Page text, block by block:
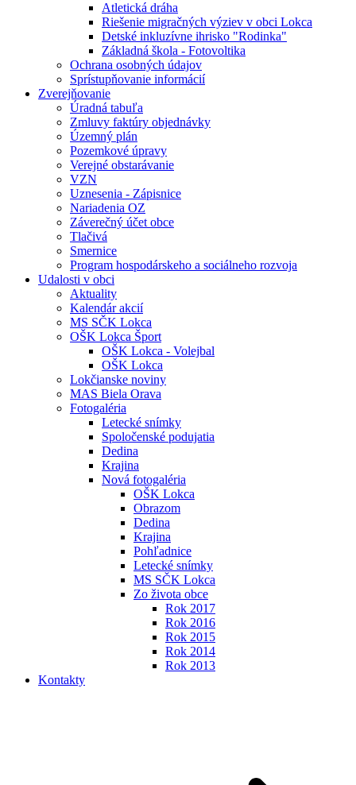
Atletická dráha
Riešenie migračných výziev v obci Lokca
Detské inkluzívne ihrisko "Rodinka"
Základná škola - Fotovoltika
Ochrana osobných údajov
Sprístupňovanie informácií
Zverejňovanie
Úradná tabuľa
Zmluvy faktúry objednávky
Územný plán
Pozemkové úpravy
Verejné obstarávanie
VZN
Uznesenia - Zápisnice
Nariadenia OZ
Záverečný účet obce
Tlačivá
Smernice
Program hospodárskeho a sociálneho rozvoja
Udalosti v obci
Aktuality
Kalendár akcií
MS SČK Lokca
OŠK Lokca Šport
OŠK Lokca - Volejbal
OŠK Lokca
Lokčianske noviny
MAS Biela Orava
Fotogaléria
Letecké snímky
Spoločenské podujatia
Dedina
Krajina
Nová fotogaléria
OŠK Lokca
Obrazom
Dedina
Krajina
Pohľadnice
Letecké snímky
MS SČK Lokca
Zo života obce
Rok 2017
Rok 2016
Rok 2015
Rok 2014
Rok 2013
Kontakty